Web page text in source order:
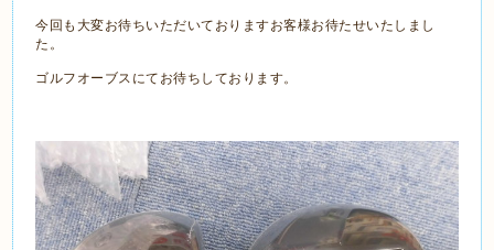
今回も大変お待ちいただいておりますお客様お待たせいたしまし
た。
ゴルフオーブスにてお待ちしております。